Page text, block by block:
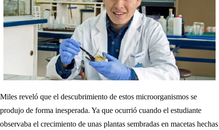
Miles reveló que el descubrimiento de estos microorganismos se
produjo de forma inesperada. Ya que ocurrió cuando el estudiante
observaba el crecimiento de unas plantas sembradas en macetas hechas